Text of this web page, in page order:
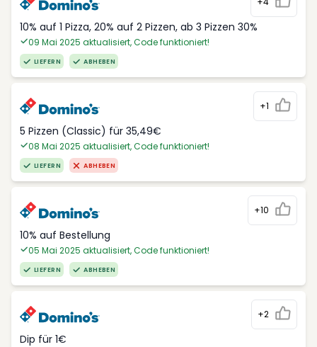
10% auf 1 Pizza, 20% auf 2 Pizzen, ab 3 Pizzen 30%
09 Mai 2025 aktualisiert, Code funktioniert!
LIEFERN ABHEBEN
+1
5 Pizzen (Classic) für 35,49€
08 Mai 2025 aktualisiert, Code funktioniert!
LIEFERN ABHEBEN
+10
10% auf Bestellung
05 Mai 2025 aktualisiert, Code funktioniert!
LIEFERN ABHEBEN
+2
Dip für 1€